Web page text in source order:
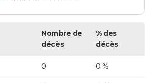
Nombre de
décès
% des
décès
0 0 %